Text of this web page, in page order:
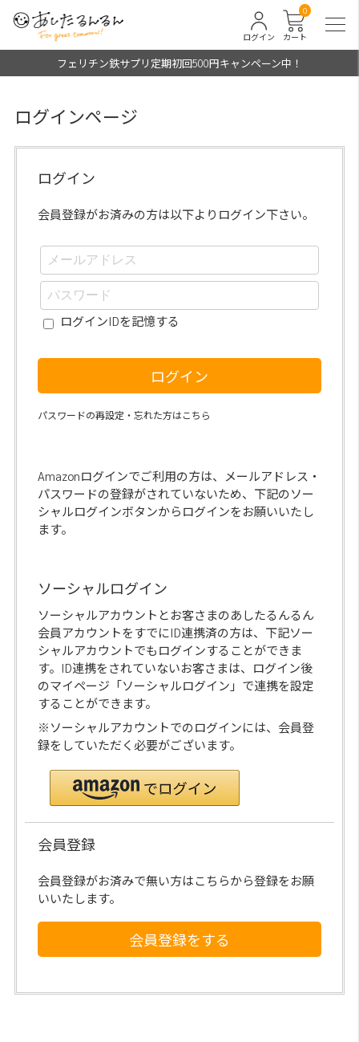
カート
0
ログイン
フェリチン鉄サプリ定期初回500円キャンペーン中！
ログインページ
ログイン
会員登録がお済みの方は以下よりログイン下さい。
ログインIDを記憶する
ログイン
パスワードの再設定・忘れた方はこちら
Amazonログインでご利用の方は、メールアドレス・
パスワードの登録がされていないため、下記のソー
シャルログインボタンからログインをお願いいたし
ます。
ソーシャルログイン
ソーシャルアカウントとお客さまのあしたるんるん
会員アカウントをすでにID連携済の方は、下記ソー
シャルアカウントでもログインすることができま
す。ID連携をされていないお客さまは、ログイン後
のマイページ「ソーシャルログイン」で連携を設定
することができます。
※ソーシャルアカウントでのログインには、会員登
録をしていただく必要がございます。
会員登録
会員登録がお済みで無い方はこちらから登録をお願
いいたします。
会員登録をする